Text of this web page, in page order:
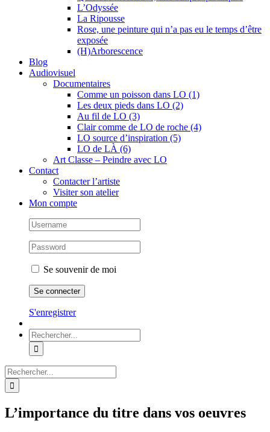
L’Odyssée
La Ripousse
Rose, une peinture qui n’a pas eu le temps d’être
exposée
(H)Arborescence
Blog
Audiovisuel
Documentaires
Comme un poisson dans LO (1)
Les deux pieds dans LO (2)
Au fil de LO (3)
Clair comme de LO de roche (4)
LO source d’inspiration (5)
LO de LÀ (6)
Art Classe – Peindre avec LO
Contact
Contacter l’artiste
Visiter son atelier
Mon compte
Se souvenir de moi
S'enregistrer
Rechercher:
Rechercher:
L’importance du titre dans vos oeuvres